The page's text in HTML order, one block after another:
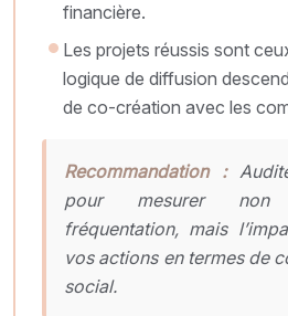
financière.
Les projets réussis sont
logique de diffusion
de co-création avec les
Recommandation :
pour mesurer non
fréquentation, mais
vos actions en termes de
social.